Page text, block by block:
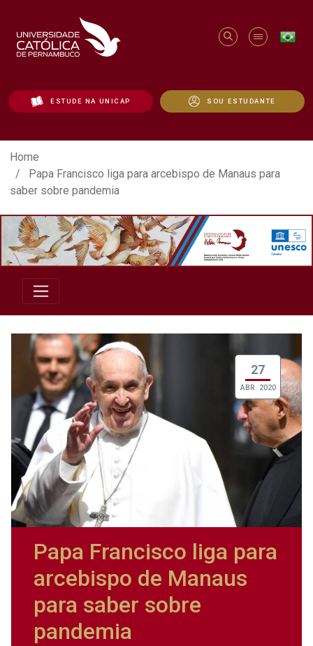
ESTUDE NA UNICAP SOU ESTUDANTE
Papa Francisco liga para arcebispo de
Home
Papa Francisco liga para arcebispo de Manaus para
saber sobre pandemia
27
ABR. 2020
Papa Francisco liga para
arcebispo de Manaus
para saber sobre
pandemia